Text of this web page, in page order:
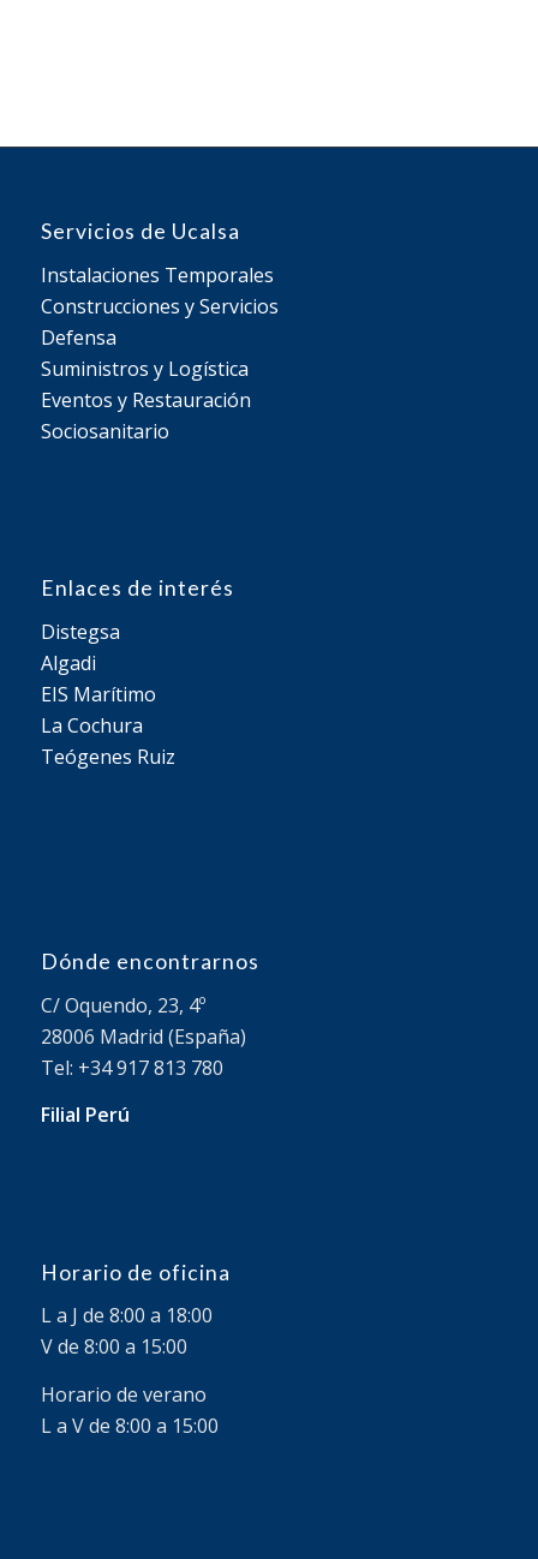
Servicios de Ucalsa
Instalaciones Temporales
Construcciones y Servicios
Defensa
Suministros y Logística
Eventos y Restauración
Sociosanitario
Enlaces de interés
Distegsa
Algadi
EIS Marítimo
La Cochura
Teógenes Ruiz
Dónde encontrarnos
C/ Oquendo, 23, 4º
28006 Madrid (España)
Tel: +34 917 813 780
Filial Perú
Horario de oficina
L a J de 8:00 a 18:00
V de 8:00 a 15:00
Horario de verano
L a V de 8:00 a 15:00